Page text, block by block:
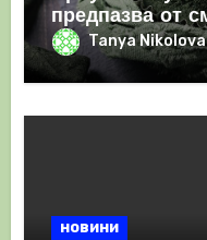
предпазва от
Tanya Nikolova
новини